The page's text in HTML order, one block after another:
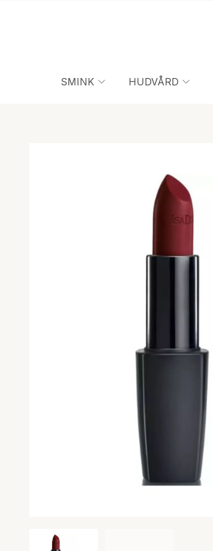
SMINK HUDVÅRD